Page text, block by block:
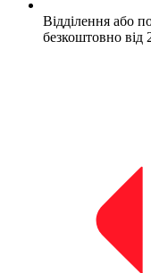
Відділення або
безкоштовно від